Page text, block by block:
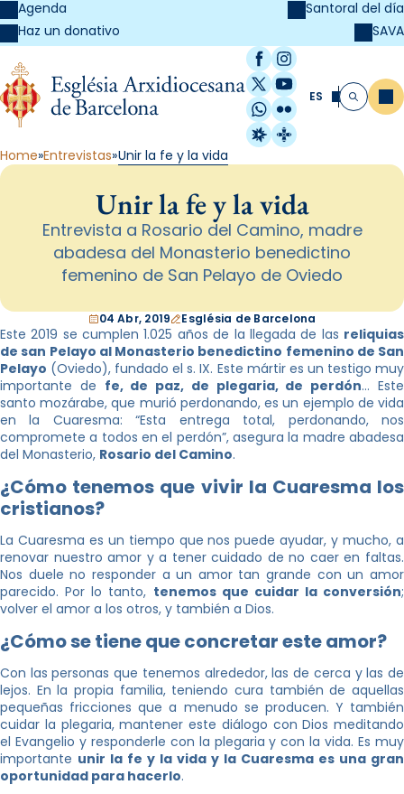
Agenda
Haz un donativo
Santoral del día
SAVA
Facebook
Instagram
X / Twitter
YouTube
WhatsApp
Flickr
Radio Estel
Catalunya
ES Buscar
Home Entrevistas Unir la fe y la vida
Unir la fe y la vida
Entrevista a Rosario del Camino, madre
abadesa del Monasterio benedictino
femenino de San Pelayo de Oviedo
04 Abr, 2019 Església de Barcelona
Este 2019 se cumplen 1.025 años de la llegada de las reliquias
de san Pelayo al Monasterio benedictino femenino de San
Pelayo (Oviedo), fundado el s. IX. Este mártir es un testigo muy
importante de fe, de paz, de plegaria, de perdón… Este
santo mozárabe, que murió perdonando, es un ejemplo de vida
en la Cuaresma: “Esta entrega total, perdonando, nos
compromete a todos en el perdón”, asegura la madre abadesa
del Monasterio, Rosario del Camino.
¿Cómo tenemos que vivir la Cuaresma los
cristianos?
La Cuaresma es un tiempo que nos puede ayudar, y mucho, a
renovar nuestro amor y a tener cuidado de no caer en faltas.
Nos duele no responder a un amor tan grande con un amor
parecido. Por lo tanto, tenemos que cuidar la conversión;
volver el amor a los otros, y también a Dios.
¿Cómo se tiene que concretar este amor?
Con las personas que tenemos alrededor, las de cerca y las de
lejos. En la propia familia, teniendo cura también de aquellas
pequeñas fricciones que a menudo se producen. Y también
cuidar la plegaria, mantener este diálogo con Dios meditando
el Evangelio y responderle con la plegaria y con la vida. Es muy
importante unir la fe y la vida y la Cuaresma es una gran
oportunidad para hacerlo.